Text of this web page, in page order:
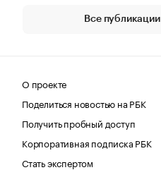
Все публикации
О проекте
Поделиться новостью на РБК
Получить пробный доступ
Корпоративная подписка РБК
Стать экспертом